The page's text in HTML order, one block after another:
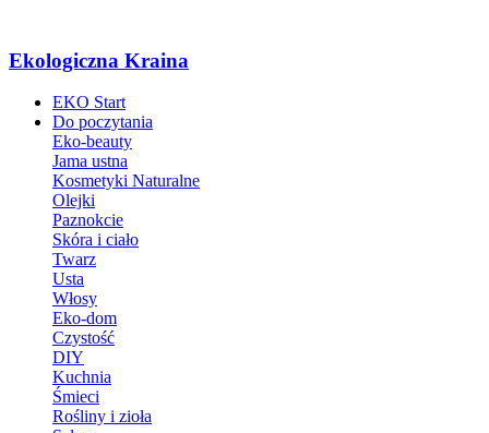
Ekologiczna Kraina
EKO Start
Do poczytania
Eko-beauty
Jama ustna
Kosmetyki Naturalne
Olejki
Paznokcie
Skóra i ciało
Twarz
Usta
Włosy
Eko-dom
Czystość
DIY
Kuchnia
Śmieci
Rośliny i zioła